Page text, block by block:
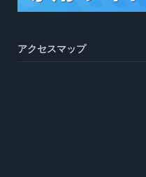
アクセスマップ